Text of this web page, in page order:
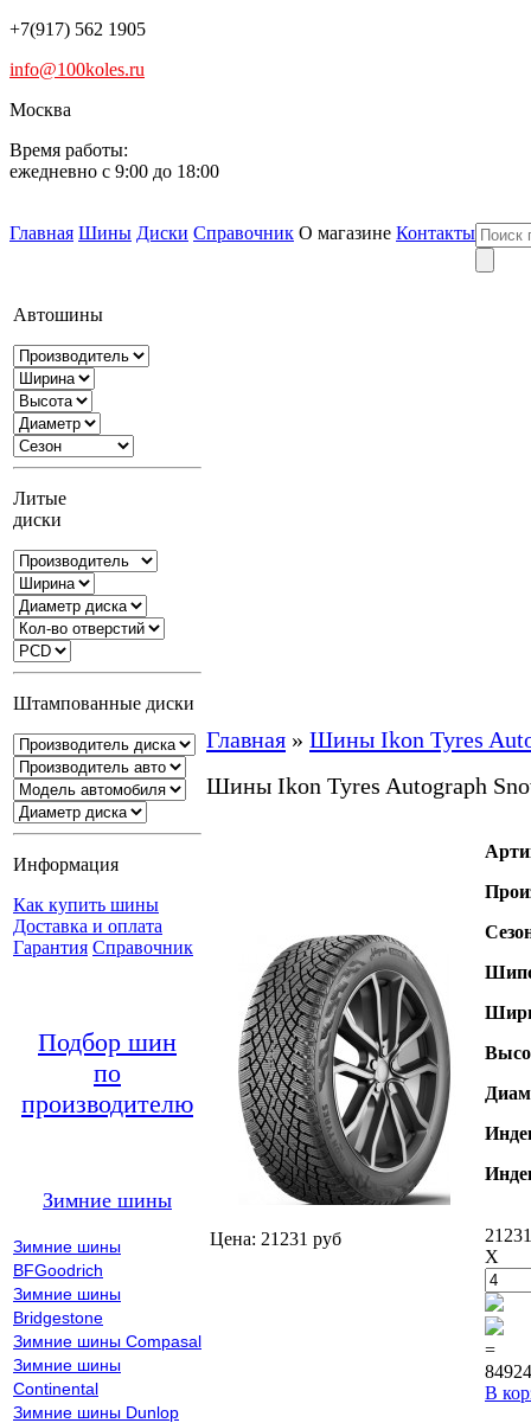
+7(917) 562 1905
info@100koles.ru
Москва
Время работы:
ежедневно с 9:00 до 18:00
Главная Шины Диски Справочник О магазине Контакты
Автошины
Литые
диски
Штампованные диски
Информация
Как купить шины
Доставка и оплата
Гарантия Справочник
Подбор шин
по
производителю
Зимние шины
Зимние шины
BFGoodrich
Зимние шины
Bridgestone
Зимние шины Compasal
Зимние шины
Continental
Зимние шины Dunlop
Главная » Шины Ikon Tyres
Шины Ikon Tyres Autograph
Цена: 21231 руб
X
=
В